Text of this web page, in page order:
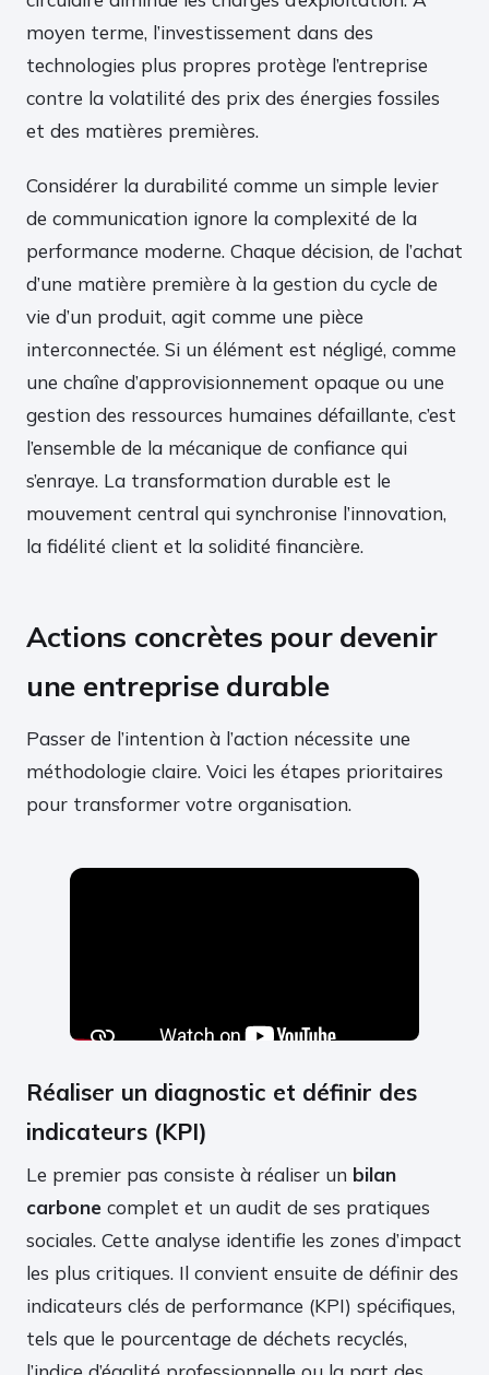
moyen terme, l’investissement dans des
technologies plus propres protège l’entreprise
contre la volatilité des prix des énergies fossiles
et des matières premières.
Considérer la durabilité comme un simple levier
de communication ignore la complexité de la
performance moderne. Chaque décision, de l’achat
d’une matière première à la gestion du cycle de
vie d’un produit, agit comme une pièce
interconnectée. Si un élément est négligé, comme
une chaîne d’approvisionnement opaque ou une
gestion des ressources humaines défaillante, c’est
l’ensemble de la mécanique de confiance qui
s’enraye. La transformation durable est le
mouvement central qui synchronise l’innovation,
la fidélité client et la solidité financière.
Actions concrètes pour devenir
une entreprise durable
Passer de l’intention à l’action nécessite une
méthodologie claire. Voici les étapes prioritaires
pour transformer votre organisation.
Réaliser un diagnostic et définir des
indicateurs (KPI)
Le premier pas consiste à réaliser un bilan
carbone complet et un audit de ses pratiques
sociales. Cette analyse identifie les zones d’impact
les plus critiques. Il convient ensuite de définir des
indicateurs clés de performance (KPI) spécifiques,
tels que le pourcentage de déchets recyclés,